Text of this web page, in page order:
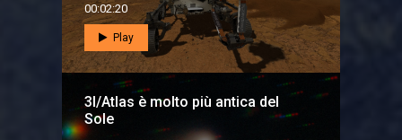
00:02:20
Play
3I/Atlas è molto più antica del
Sole